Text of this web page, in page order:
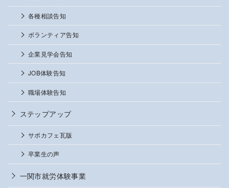
各種相談告知
ボランティア告知
企業見学会告知
JOB体験告知
職場体験告知
ステップアップ
サポカフェ瓦版
卒業生の声
一関市就労体験事業